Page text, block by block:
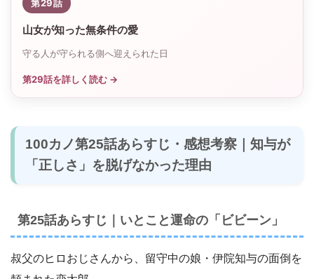
第29話
山女が知った無条件の愛
守る人が守られる側へ迎えられた日
第29話を詳しく読む →
100カノ第25話あらすじ・感想考察｜知与が
「正しさ」を脱げなかった理由
第25話あらすじ｜いとこと運命の「ビビーン」
叔父のヒロおじさんから、留守中の娘・伊院知与の面倒を